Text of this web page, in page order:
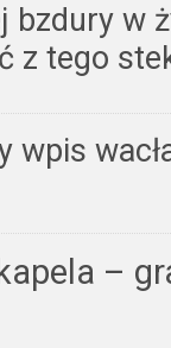
bzdury w
z tego
wpis
–